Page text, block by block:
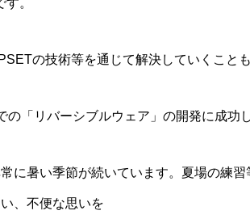
。
の技術等を通じて解決していくこと
「リバーシブルウェア」の開発に成功
に暑い季節が続いています。夏場の練
、不便な思いを